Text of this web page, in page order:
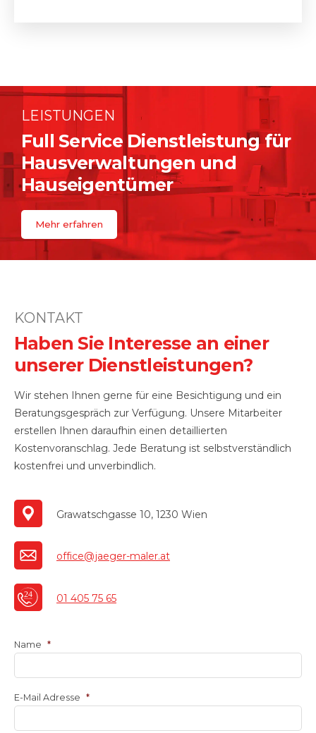
LEISTUNGEN
Full Service Dienstleistung für
Hausverwaltungen und
Hauseigentümer
Mehr erfahren
KONTAKT
Haben Sie Interesse an einer
unserer Dienstleistungen?
Wir stehen Ihnen gerne für eine Besichtigung und ein
Beratungsgespräch zur Verfügung. Unsere Mitarbeiter
erstellen Ihnen daraufhin einen detaillierten
Kostenvoranschlag. Jede Beratung ist selbstverständlich
kostenfrei und unverbindlich.
Grawatschgasse 10, 1230 Wien
office@jaeger-maler.at
01 405 75 65
Name *
E-Mail Adresse *